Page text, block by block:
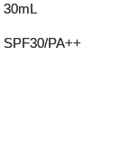
30mL
SPF30/PA++